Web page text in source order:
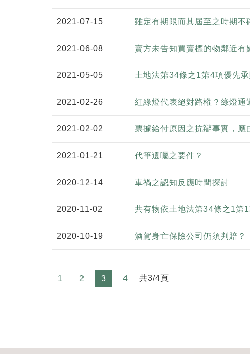
2021-07-15 雖定有期限而其屆至之時期不
2021-06-08 賣方未告知買賣標的物鄰近有
2021-05-05 土地法第34條之1第4項優先
2021-02-26 紅綠燈代表絕對路權？綠燈通
2021-02-02 票據給付原因之抗辯事實，應
2021-01-21 代筆遺囑之要件？
2020-12-14 車禍之認知反應時間探討
2020-11-02 共有物依土地法第34條之1第
2020-10-19 酒駕身亡保險公司仍須判賠？
1 2 3 4 共3/4頁